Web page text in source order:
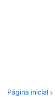
Página inicial